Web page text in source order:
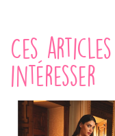
Ces
intéresser